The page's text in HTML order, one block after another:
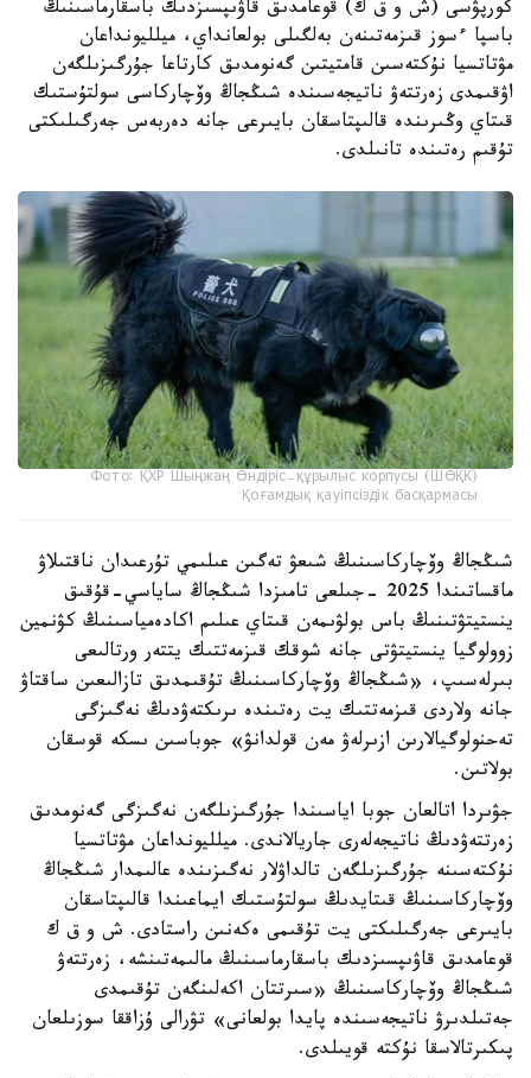
كورپۋسى (ش و ق ك) قوعامدىق قاۋىپسىزدىك باسقارماسىنىڭ
باسپا ءسوز قىزمەتىنەن بەلگىلى بولعانداي، ميلليونداعان
مۋتاتسيا نۇكتەسىن قامتيتىن گەنومدىق كارتاعا جۇرگىزىلگەن
اۋقىمدى زەرتتەۋ ناتيجەسىندە شىڭجاڭ وۆچاركاسى سولتۇستىك
قىتاي وڭىرىندە قالىپتاسقان بايىرعى جانە دەربەس جەرگىلىكتى
تۇقىم رەتىندە تانىلدى.
Фото: ҚХР Шыңжаң Өндіріс-құрылыс корпусы (ШӨҚК)
Қоғамдық қауіпсіздік басқармасы
شىڭجاڭ وۆچاركاسىنىڭ شىعۋ تەگىن عىلىمي تۇرعىدان ناقتىلاۋ
ماقساتىندا 2025 -جىلعى تامىزدا شىڭجاڭ ساياسي-قۇقىق
ينستيتۋتىنىڭ باس بولۋىمەن قىتاي عىلىم اكادەمياسىنىڭ كۋنمين
زوولوگيا ينستيتۋتى جانە شوقك قىزمەتتىك يتتەر ورتالىعى
بىرلەسىپ، «شىڭجاڭ وۆچاركاسىنىڭ تۇقىمدىق تازالىعىن ساقتاۋ
جانە ولاردى قىزمەتتىك يت رەتىندە ىرىكتەۋدىڭ نەگىزگى
تەحنولوگيالارىن ازىرلەۋ مەن قولدانۋ» جوباسىن ىسكە قوسقان
بولاتىن.
جۋىردا اتالعان جوبا اياسىندا جۇرگىزىلگەن نەگىزگى گەنومدىق
زەرتتەۋدىڭ ناتيجەلەرى جاريالاندى. ميلليونداعان مۋتاتسيا
نۇكتەسىنە جۇرگىزىلگەن تالداۋلار نەگىزىندە عالىمدار شىڭجاڭ
وۆچاركاسىنىڭ قىتايدىڭ سولتۇستىك ايماعىندا قالىپتاسقان
بايىرعى جەرگىلىكتى يت تۇقىمى ەكەنىن راستادى. ش و ق ك
قوعامدىق قاۋىپسىزدىك باسقارماسىنىڭ مالىمەتىنشە، زەرتتەۋ
شىڭجاڭ وۆچاركاسىنىڭ «سىرتتان اكەلىنگەن تۇقىمدى
جەتىلدىرۋ ناتيجەسىندە پايدا بولعانى» تۋرالى ۇزاققا سوزىلعان
پىكىرتالاسقا نۇكتە قويىلدى.